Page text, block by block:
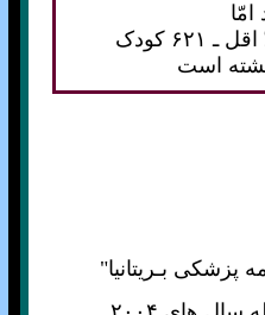
حدّ اقل ـ ۶۲۱ کودک
است
پزشکی بـريتانيا"